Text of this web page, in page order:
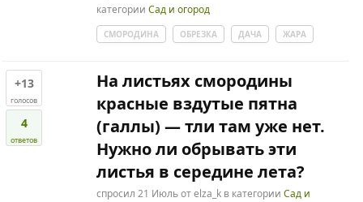
категории Сад и огород
СМОРОДИНА ОБРЕЗКА ДАЧА ЖАРА
+13
голосов
4
ответов
На листьях смородины
красные вздутые пятна
(галлы) — тли там уже нет.
Нужно ли обрывать эти
листья в середине лета?
спросил 21 Июль отelza_k в категории Сад и